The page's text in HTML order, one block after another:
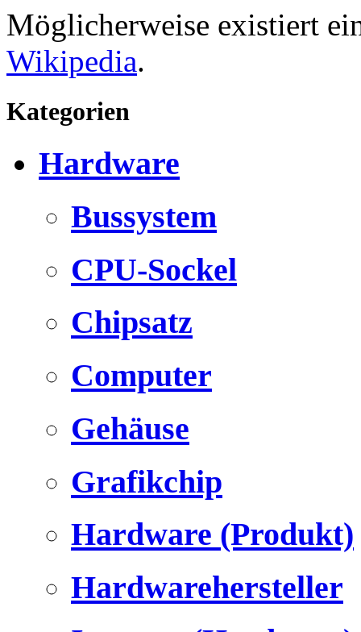
Möglicherweise existiert
Wikipedia.
Kategorien
Hardware
Bussystem
CPU-Sockel
Chipsatz
Computer
Gehäuse
Grafikchip
Hardware (Produkt)
Hardwarehersteller